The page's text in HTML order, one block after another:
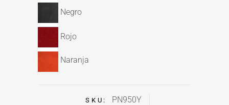
Negro
Rojo
Naranja
SKU: PN950Y